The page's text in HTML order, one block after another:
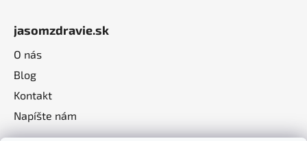
jasomzdravie.sk
O nás
Blog
Kontakt
Napíšte nám